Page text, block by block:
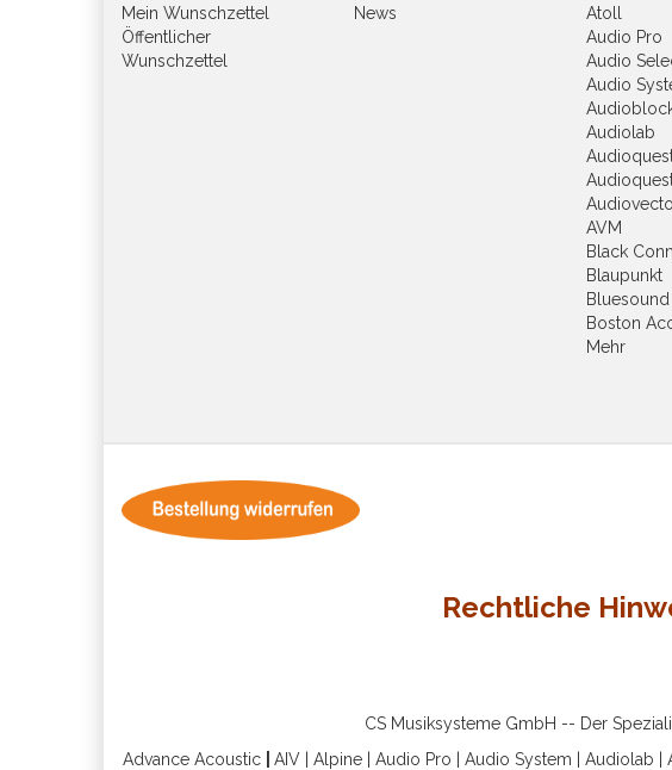
Mein Wunschzettel
Öffentlicher
Wunschzettel
News
Atoll
Audio Pro
Audio
Audio
Audiolab
AVM
Black
Blaupunkt
Bluesound
Boston
Mehr
Rechtliche
CS Musiksysteme GmbH -- Der
Advance Acoustic
AIV Alpine Audio Pro Audio System Audiolab